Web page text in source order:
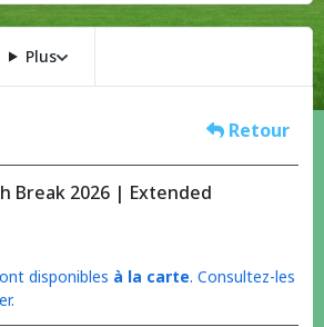
Plus
Retour
Break 2026 | Extended
disponibles à la carte. Consultez-les